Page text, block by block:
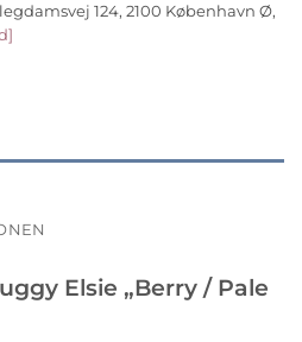
124, 2100 København Ø,
Elsie „Berry / Pale